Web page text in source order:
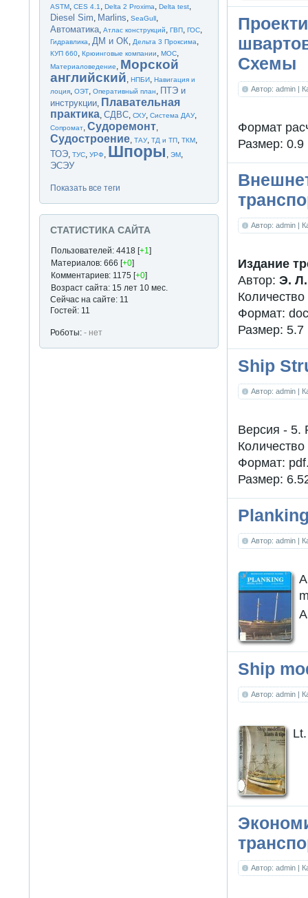
Схемы
Автор: admin |
Формат
Размер: 0.9
Автор: admin |
Издание
Автор:Э.
Формат:
Размер: 5.7
Ship
Автор: admin |
Версия - 5.
Формат:
Размер:
Автор: admin |
Ship
Автор: admin |
Автор: admin |
ASTM,CES 4.1 ,Delta 2 Proxima,Delta test,
Diesel Sim, Marlins,SeaGull,
Автоматика,Атлас конструкций,ГВП,ГОС,
Гидравлика,ДМ и ОК,Дельта 3 Проксима,
КУП 660,Крюинговые компании,МОС,
Материаловедение, Морской
английский,НПБИ,Навигация и
лоция,ОЭТ,Оперативный план, ПТЭ и
инструкции, Плавательная
практика,СДВС,СХУ,Система ДАУ,
Сопромат,Судоремонт,
Судостроение,ТАУ,ТД и ТП,ТКМ,
ТОЭ,ТУС,УРФ, Шпоры ,ЭМ,
ЭСЭУ
Показать все теги
СТАТИСТИКА САЙТА
Пользователей: 4418 [+1]
Материалов: 666 [+0]
Комментариев: 1175 [+0]
Возраст сайта: 15 лет 10 мес.
Сейчас на сайте: 11
Гостей: 11
Роботы:- нет